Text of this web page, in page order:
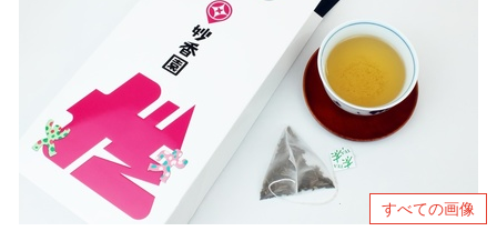
すべての画像